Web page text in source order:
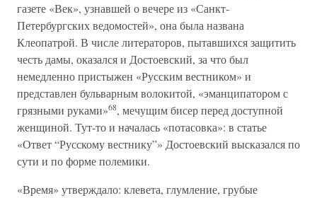
газете «Век», узнавшей о вечере из «Санкт-
Петербургских ведомостей», она была названа
Клеопатрой. В числе литераторов, пытавшихся защитить
честь дамы, оказался и Достоевский, за что был
немедленно пристыжен «Русским вестником» и
представлен бульварным волокитой, «эманципатором с
грязными руками»68, мечущим бисер перед доступной
женщиной. Тут-то и началась «потасовка»: в статье
«Ответ “Русскому вестнику”» Достоевский высказался по
сути и по форме полемики.
«Время» утверждало: клевета, глумление, грубые